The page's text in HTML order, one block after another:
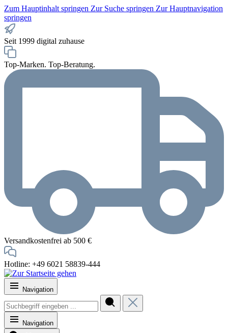
Zum Hauptinhalt springen Zur Suche springen Zur Hauptnavigation
springen
Seit 1999 digital zuhause
Top-Marken. Top-Beratung.
Versandkostenfrei ab 500 €
Hotline: +49 6021 58839-444
Navigation
Navigation